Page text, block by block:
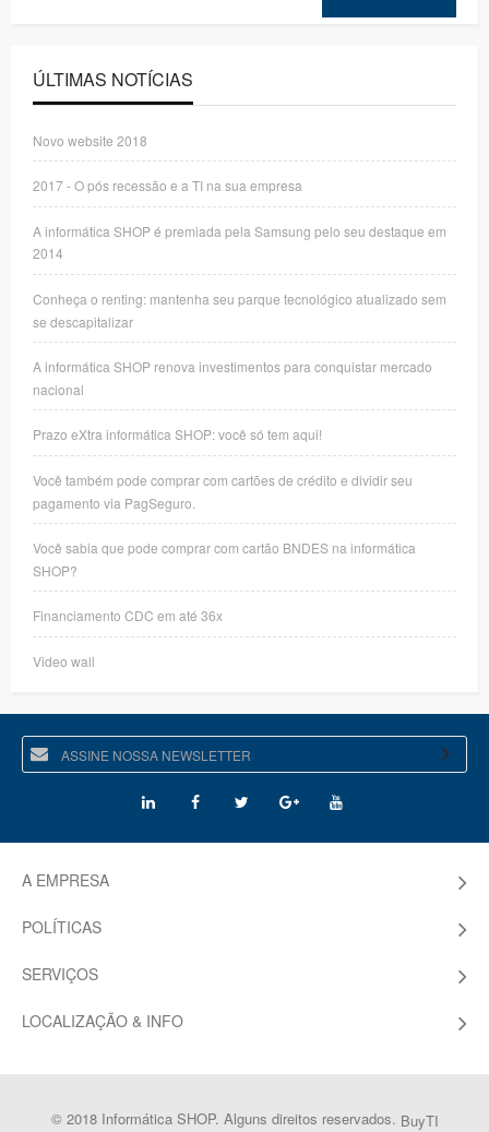
ÚLTIMAS NOTÍCIAS
Novo website 2018
2017 - O pós recessão e a TI na sua empresa
A informática SHOP é premiada pela Samsung pelo seu destaque em
2014
Conheça o renting: mantenha seu parque tecnológico atualizado sem
se descapitalizar
A informática SHOP renova investimentos para conquistar mercado
nacional
Prazo eXtra informática SHOP: você só tem aqui!
Você também pode comprar com cartões de crédito e dividir seu
pagamento via PagSeguro.
Você sabia que pode comprar com cartão BNDES na informática
SHOP?
Financiamento CDC em até 36x
Video wall
A EMPRESA
POLÍTICAS
SERVIÇOS
LOCALIZAÇÃO & INFO
© 2018 Informática SHOP. Alguns direitos reservados. BuyTI